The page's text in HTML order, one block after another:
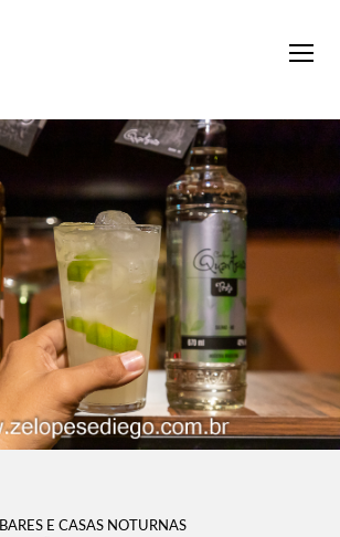
BARES E CASAS NOTURNAS